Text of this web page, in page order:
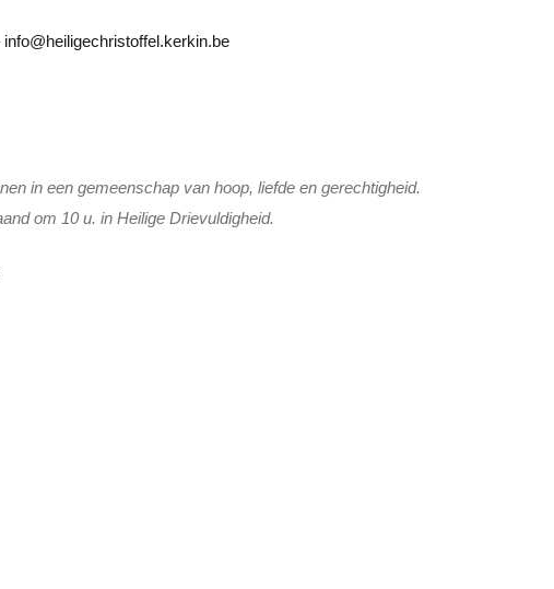
info@heiligechristoffel.kerkin.be
in een gemeenschap van hoop, liefde en gerechtigheid.
om 10 u. in Heilige Drievuldigheid.